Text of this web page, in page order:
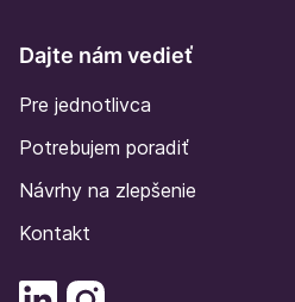
Dajte nám vedieť
Pre jednotlivca
Potrebujem poradiť
Návrhy na zlepšenie
Kontakt